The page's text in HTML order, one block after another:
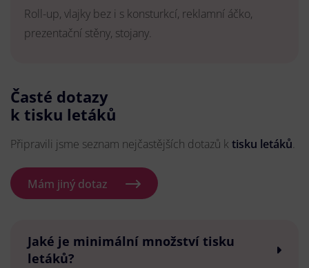
Roll-up, vlajky bez i s konsturkcí, reklamní áčko,
prezentační stěny, stojany.
Časté dotazy
k tisku letáků
Připravili jsme seznam nejčastějších dotazů k tisku letáků.
Mám jiný dotaz
Jaké je minimální množství tisku
letáků?